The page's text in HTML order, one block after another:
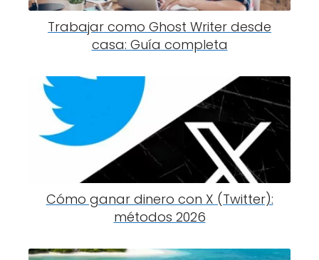
Trabajar como Ghost Writer desde
casa: Guía completa
Cómo ganar dinero con X (Twitter):
métodos 2026